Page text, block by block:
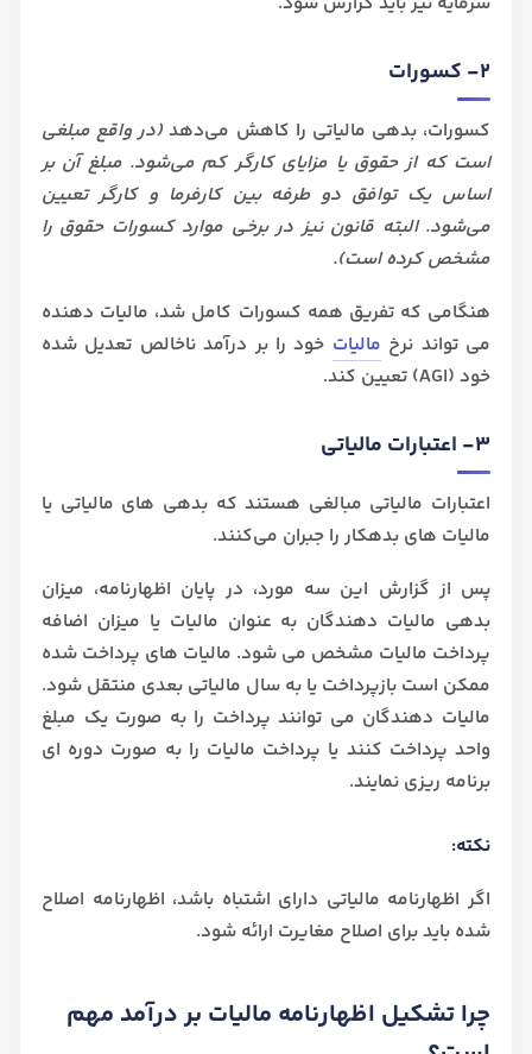
2- کسورات
کسورات، بدهی مالیاتی را کاهش می‌دهد (در واقع مبلغی
است که از حقوق یا مزایای کارگر کم می‌شود. مبلغ آن بر
اساس یک توافق دو طرفه بین کارفرما و کارگر تعیین
می‌شود. البته قانون نیز در برخی موارد کسورات‌ حقوق را
مشخص کرده است).
هنگامی که تفریق همه کسورات کامل شد، مالیات دهنده
می تواند نرخ مالیات خود را بر درآمد ناخالص تعدیل شده
خود (AGI) تعیین کند.
3- اعتبارات مالیاتی
اعتبارات مالیاتی مبالغی هستند که بدهی های مالیاتی یا
مالیات های بدهکار را جبران می‌کنند.
پس از گزارش این سه مورد، در پایان اظهارنامه، میزان
بدهی مالیات دهندگان به عنوان مالیات یا میزان اضافه
پرداخت مالیات مشخص می شود. مالیات های پرداخت شده
ممکن است بازپرداخت یا به سال مالیاتی بعدی منتقل شود.
مالیات دهندگان می توانند پرداخت را به صورت یک مبلغ
واحد پرداخت کنند یا پرداخت مالیات را به صورت دوره ای
برنامه ریزی نمایند.
نکته:
اگر اظهارنامه مالیاتی دارای اشتباه باشد، اظهارنامه اصلاح
شده باید برای اصلاح مغایرت ارائه شود.
چرا تشکیل اظهارنامه مالیات بر درآمد مهم